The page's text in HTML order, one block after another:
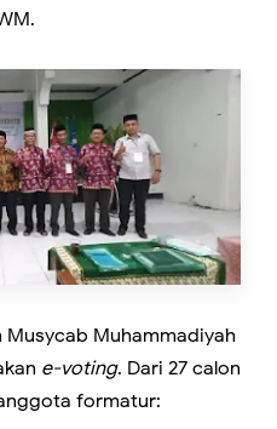
Musycab Muhammadiyah
e-voting. Dari 27 calon
formatur: